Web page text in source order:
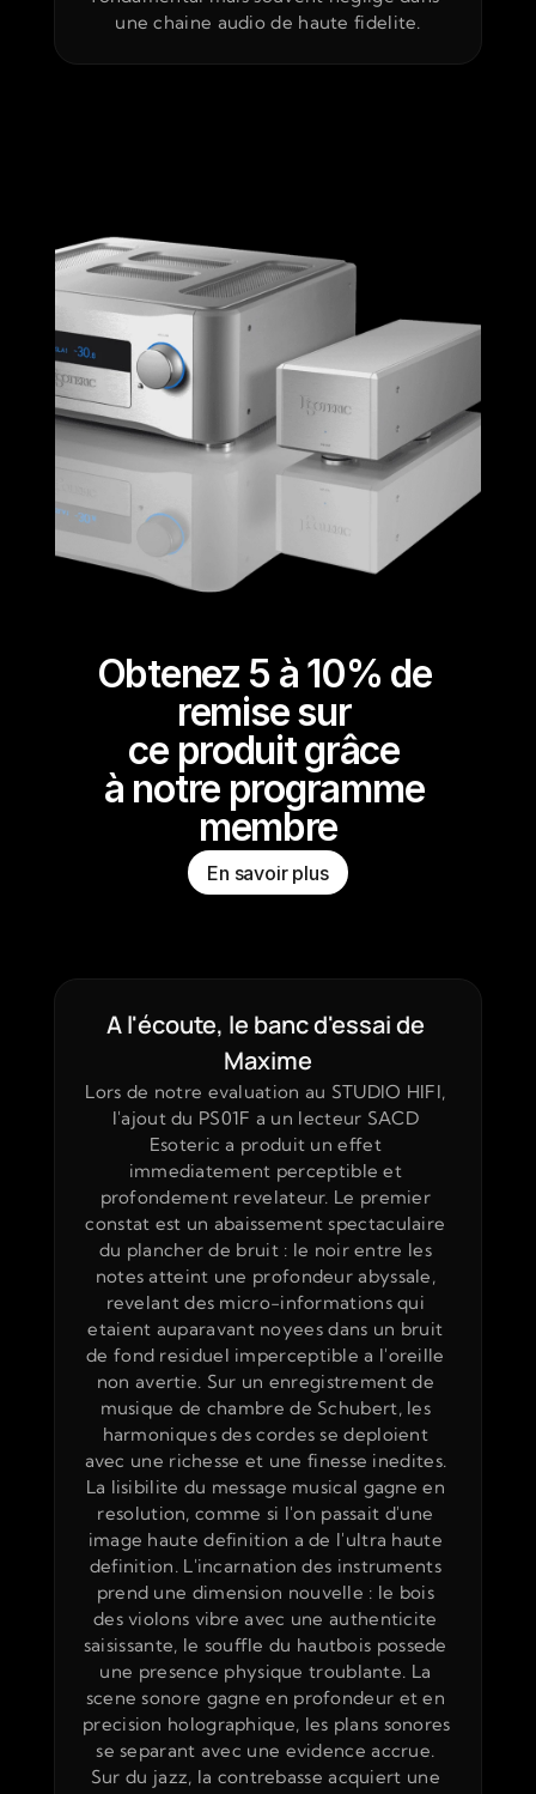
une chaine audio de haute fidelite.
Lors de notre evaluation au STUDIO HIFI,
l'ajout du PS01F a un lecteur SACD
Esoteric a produit un effet
immediatement perceptible et
profondement revelateur. Le premier
constat est un abaissement spectaculaire
du plancher de bruit : le noir entre les
notes atteint une profondeur abyssale,
revelant des micro-informations qui
etaient auparavant noyees dans un bruit
de fond residuel imperceptible a l'oreille
non avertie. Sur un enregistrement de
musique de chambre de Schubert, les
harmoniques des cordes se deploient
avec une richesse et une finesse inedites.
La lisibilite du message musical gagne en
resolution, comme si l'on passait d'une
image haute definition a de l'ultra haute
definition. L'incarnation des instruments
prend une dimension nouvelle : le bois
des violons vibre avec une authenticite
saisissante, le souffle du hautbois possede
une presence physique troublante. La
scene sonore gagne en profondeur et en
precision holographique, les plans sonores
se separant avec une evidence accrue.
Sur du jazz, la contrebasse acquiert une
A l'écoute, le banc d'essai de
Maxime
Obtenez 5 à 10% de
remise sur
ce produit grâce
à notre programme
membre
En savoir plus